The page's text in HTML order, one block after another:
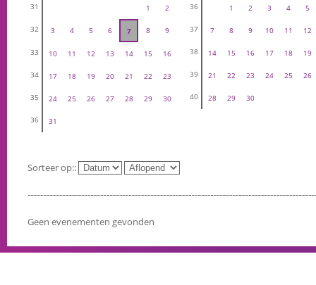
31
1 2
32 3 4 5 6 7 8 9
33 10 11 12 13 14 15 16
34 17 18 19 20 21 22 23
35 24 25 26 27 28 29 30
36 31
36
1 2 3 4 5
37 7 8 9 10 11 12
38 14 15 16 17 18 19
39 21 22 23 24 25 26
40 28 29 30
Sorteer op::
Geen evenementen gevonden